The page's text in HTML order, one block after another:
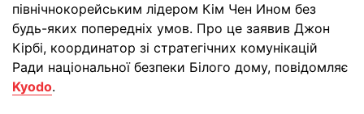
північнокорейським лідером Кім Чен Ином без
будь-яких попередніх умов. Про це заявив Джон
Кірбі, координатор зі стратегічних комунікацій
Ради національної безпеки Білого дому, повідомляє
Kyodo.